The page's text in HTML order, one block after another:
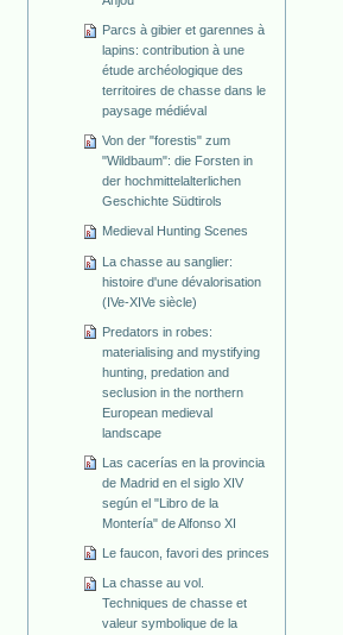
Parcs à gibier et garennes à
lapins: contribution à une
étude archéologique des
territoires de chasse dans le
paysage médiéval
Von der "forestis" zum
"Wildbaum": die Forsten in
der hochmittelalterlichen
Geschichte Südtirols
Medieval Hunting Scenes
La chasse au sanglier:
histoire d'une dévalorisation
(IVe-XIVe siècle)
Predators in robes:
materialising and mystifying
hunting, predation and
seclusion in the northern
European medieval
landscape
Las cacerías en la provincia
de Madrid en el siglo XIV
según el "Libro de la
Montería" de Alfonso XI
Le faucon, favori des princes
La chasse au vol.
Techniques de chasse et
valeur symbolique de la